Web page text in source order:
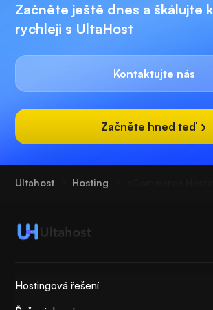
Začněte ještě dnes a škálujte
rychleji s UltaHost
Kontaktujte nás
Začněte hned teď
Ultahost Hosting
Hostingová řešení